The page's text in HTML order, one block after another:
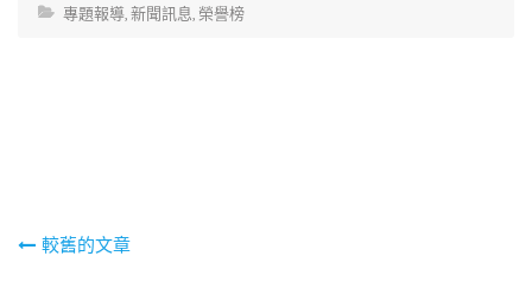
專題報導,新聞訊息, 榮譽榜
文較舊的文章